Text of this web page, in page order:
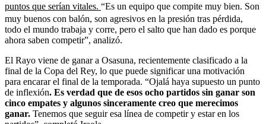
puntos que serían vitales. “Es un equipo que compite muy bien. Son
muy buenos con balón, son agresivos en la presión tras pérdida,
todo el mundo trabaja y corre, pero el salto que han dado es porque
ahora saben competir”, analizó.
El Rayo viene de ganar a Osasuna, recientemente clasificado a la
final de la Copa del Rey, lo que puede significar una motivación
para encarar el final de la temporada. “Ojalá haya supuesto un punto
de inflexión. Es verdad que de esos ocho partidos sin ganar son
cinco empates y algunos sinceramente creo que merecimos
ganar. Tenemos que seguir esa línea de competir y estar en los